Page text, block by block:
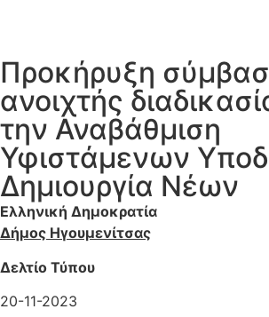
Προκήρυξη
ανοιχτής
την Αναβάθμιση
Υφιστάμενων
Δημιουργία Νέων
Ελληνική Δημοκρατία
Δήμος Ηγουμενίτσας
Δελτίο Τύπου
20-11-2023